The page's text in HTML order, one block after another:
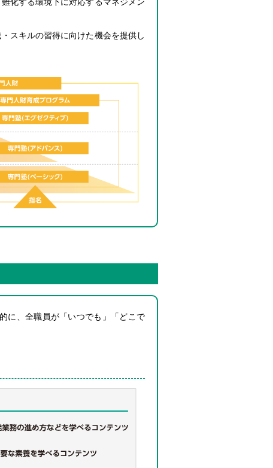
化する環境下に対応するマネジメン
スキルの習得に向けた機会を提供し
に、全職員が「いつでも」「どこで